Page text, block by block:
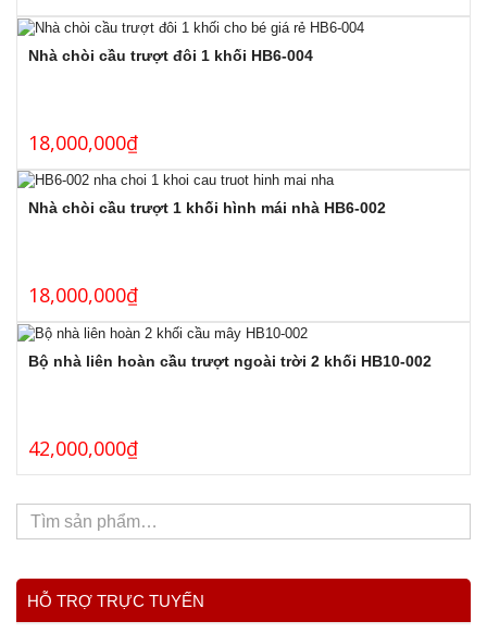
Nhà chòi cầu trượt đôi 1 khối HB6-004
18,000,000₫
Nhà chòi cầu trượt 1 khối hình mái nhà HB6-002
18,000,000₫
Bộ nhà liên hoàn cầu trượt ngoài trời 2 khối HB10-002
42,000,000₫
HỖ TRỢ TRỰC TUYẾN